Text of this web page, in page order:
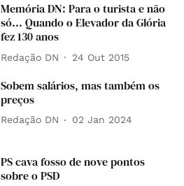
Memória DN: Para o turista e não
só... Quando o Elevador da Glória
fez 130 anos
Redação DN 24 Out 2015
Sobem salários, mas também os
preços
Redação DN 02 Jan 2024
PS cava fosso de nove pontos
sobre o PSD